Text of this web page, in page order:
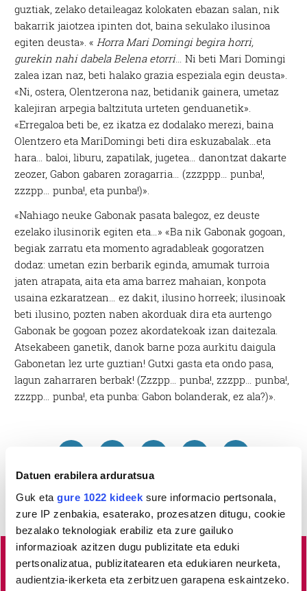
Datuen erabilera arduratsua
Guk eta gure 1022 kideek sure informacio pertsonala,
zure IP zenbakia, esaterako, prozesatzen ditugu, cookie
bezalako teknologiak erabiliz eta zure gailuko
informazioak azitzen dugu publizitate eta eduki
pertsonalizatua, publizitatearen eta edukiaren neurketa,
audientzia-ikerketa eta zerbitzuen garapena eskaintzeko.
guztiak, zelako detaileagaz kolokaten ebazan salan, nik
bakarrik jaiotzea ipinten dot, baina sekulako ilusinoa
egiten deusta». «Horra Mari Domingi begira horri,
gurekin nahi dabela Belena etorri… Ni beti Mari Domingi
zalea izan naz, beti halako grazia espeziala egin deusta».
«Ni, ostera, Olentzerona naz, betidanik gainera, umetaz
kalejiran arpegia baltzituta urteten genduanetik».
«Erregaloa beti be, ez ikatza ez dodalako merezi, baina
Olentzero eta MariDomingi beti dira eskuzabalak…eta
hara… baloi, liburu, zapatilak, jugetea… danontzat dakarte
zeozer, Gabon gabaren zoragarria… (zzzppp… punba!,
zzzpp… punba!, eta punba!)».
«Nahiago neuke Gabonak pasata balegoz, ez deuste
ezelako ilusinorik egiten eta…» «Ba nik Gabonak gogoan,
begiak zarratu eta momento agradableak gogoratzen
dodaz: umetan ezin berbarik eginda, amumak turroia
jaten atrapata, aita eta ama barrez mahaian, konpota
usaina ezkaratzean… ez dakit, ilusino horreek; ilusinoak
beti ilusino, pozten naben akorduak dira eta aurtengo
Gabonak be gogoan pozez akordatekoak izan daitezala.
Atsekabeen ganetik, danok barne poza aurkitu daigula
Gabonetan lez urte guztian! Gutxi gasta eta ondo pasa,
lagun zaharraren berbak! (Zzzpp… punba!, zzzpp… punba!,
zzzpp… punba!, eta punba: Gabon bolanderak, ez ala?)».
Busturialdeko
albisteak euskaraz, libre eta kalitatez